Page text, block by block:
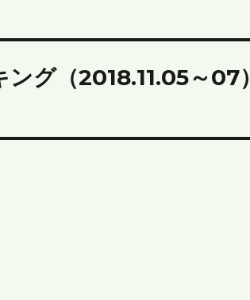
グ（2018.11.05～07）